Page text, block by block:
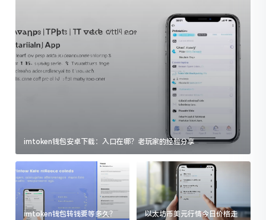
imtoken钱包安卓下载：入口在哪？老玩家的经验分享
imtoken钱包转钱要等多久？
以太坊币美元行情今日价格走